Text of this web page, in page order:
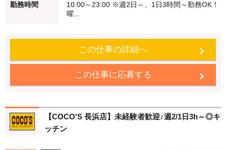
からスタート 働く仲間もしっかりフォローします！ 【食事補助】
える 「従業員割引券」を進呈します！
勤務時間
10:00～23:00 ※週2日～、1日3時間～勤務OK！
曜...
この仕事の詳細へ
この仕事に応募する
【COCO'S 長浜店】未経験者歓迎♪週2/1日3h～◎キ
ッチン